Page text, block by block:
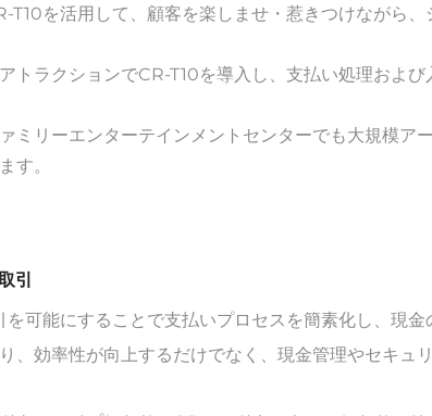
T10を活用して、顧客を楽しませ・惹きつけながら
トラクションでCR-T10を導入し、支払い処理およ
ミリーエンターテインメントセンターでも大規模ア
す。
引
可能にすることで支払いプロセスを簡素化し、現
、効率性が向上するだけでなく、現金管理やセキュ